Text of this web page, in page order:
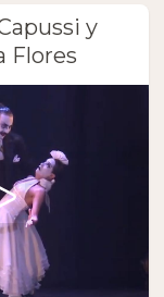
y
Flores